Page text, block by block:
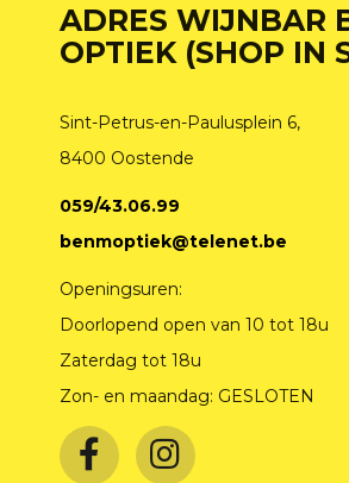
ADRES WIJNBAR
OPTIEK (SHOP IN
Sint-Petrus-en-Paulusplein 6,
8400 Oostende
059/43.06.99
benmoptiek@telenet.be
Openingsuren:
Doorlopend open van 10 tot 18u
Zaterdag tot 18u
Zon- en maandag: GESLOTEN